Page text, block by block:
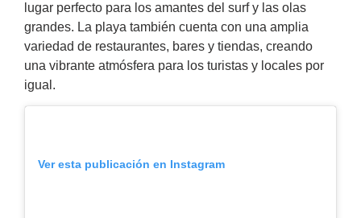
lugar perfecto para los amantes del surf y las olas
grandes. La playa también cuenta con una amplia
variedad de restaurantes, bares y tiendas, creando
una vibrante atmósfera para los turistas y locales por
igual.
Ver esta publicación en Instagram